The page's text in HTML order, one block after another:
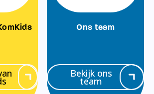
Ons team
Bekijk ons
team